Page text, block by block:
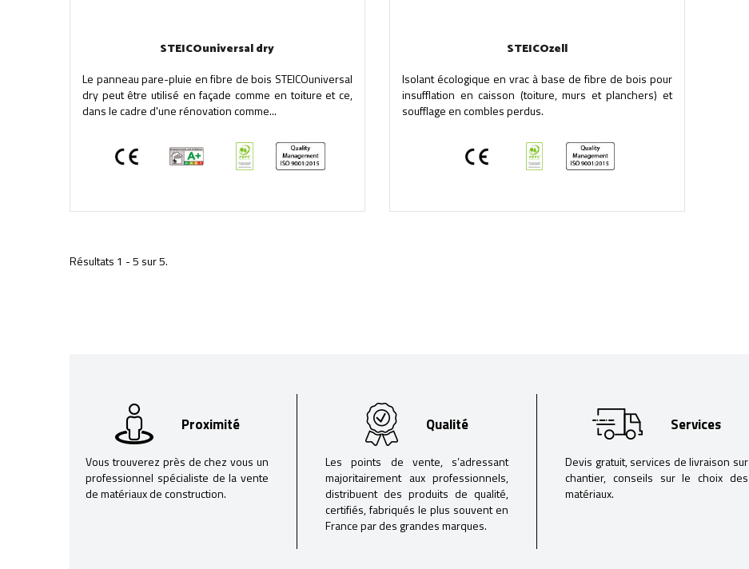
STEICOuniversal dry
Le panneau pare-pluie en fibre de bois STEICOuniversal
dry peut être utilisé en façade comme en toiture et ce,
dans le cadre d'une rénovation comme...
STEICOzell
Isolant écologique en vrac à base de fibre de bois pour
insufflation en caisson (toiture, murs et planchers) et
soufflage en combles perdus.
Résultats 1 - 5 sur 5.
Proximité
Vous trouverez près de chez vous un
professionnel spécialiste de la vente
de matériaux de construction.
Qualité
Les points de vente, s’adressant
majoritairement aux professionnels,
distribuent des produits de qualité,
certifiés, fabriqués le plus souvent en
France par des grandes marques.
Services
Devis gratuit, services de livraison sur
chantier, conseils sur le choix des
matériaux.